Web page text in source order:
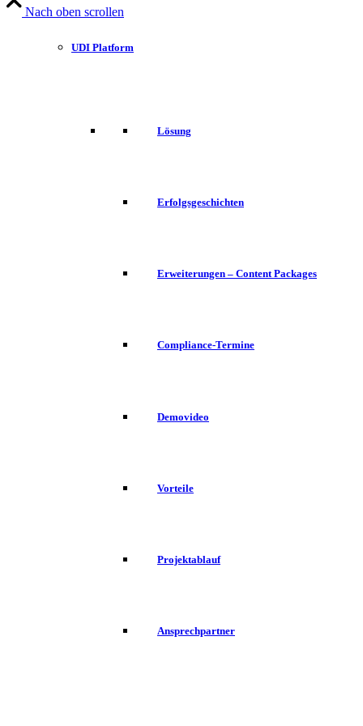
UDI Platform
Lösung
Erfolgsgeschichten
Erweiterungen – Content Packages
Compliance-Termine
Demovideo
Vorteile
Projektablauf
Ansprechpartner
Nach oben scrollen